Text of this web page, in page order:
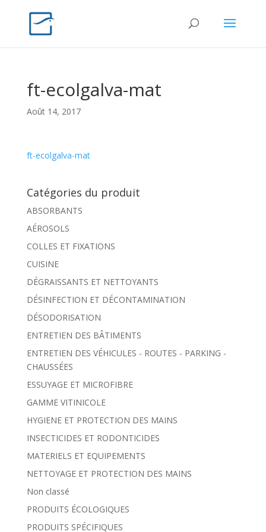
ft-ecolgalva-mat
Août 14, 2017
ft-ecolgalva-mat
Catégories du produit
ABSORBANTS
AÉROSOLS
COLLES ET FIXATIONS
CUISINE
DÉGRAISSANTS ET NETTOYANTS
DÉSINFECTION ET DÉCONTAMINATION
DÉSODORISATION
ENTRETIEN DES BÂTIMENTS
ENTRETIEN DES VÉHICULES - ROUTES - PARKING -
CHAUSSÉES
ESSUYAGE ET MICROFIBRE
GAMME VITINICOLE
HYGIENE ET PROTECTION DES MAINS
INSECTICIDES ET RODONTICIDES
MATERIELS ET EQUIPEMENTS
NETTOYAGE ET PROTECTION DES MAINS
Non classé
PRODUITS ÉCOLOGIQUES
PRODUITS SPÉCIFIQUES